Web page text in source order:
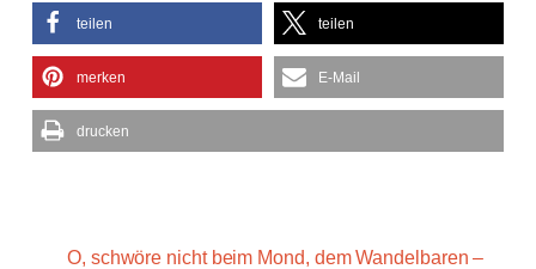
teilen teilen
merken E-Mail
drucken
O, schwöre nicht beim Mond, dem Wandelbaren –